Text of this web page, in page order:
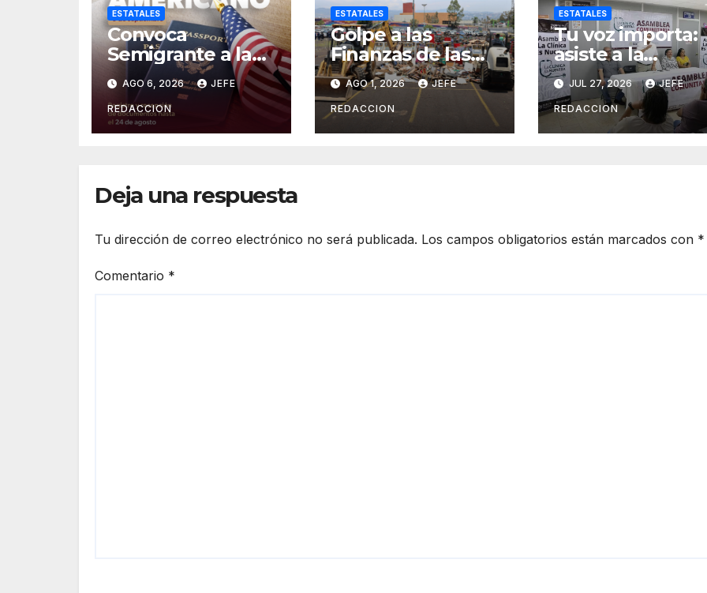
ESTATALES
Convoca
Semigrante a la
Feria del
Pasaporte
Estadounidense
2026
AGO 6, 2026 JEFE
REDACCION
ESTATALES
Golpe a las
Finanzas de las
Organizaciones
Criminales en
Operativos
Interinstitucional
AGO 1, 2026 JEFE
REDACCION
ESTATALES
Tu voz importa:
asiste a la
asamblea y
transforma tu
clínica del IMSS-
Bienestar
JUL 27, 2026 JEFE
REDACCION
Deja una respuesta
Tu dirección de correo electrónico no será publicada. Los campos obligatorios están marcados con *
Comentario *